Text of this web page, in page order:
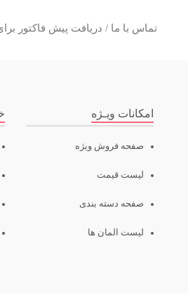
تماس با ما / دریافت پیش فاکتور
امکانات ویـژه
صفحه فروش ویژه
لیست قیمت
صفحه دسته بندی
لیست المان ها